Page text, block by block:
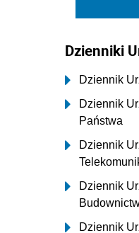
Dzienniki
Dziennik
Dziennik
Państwa
Dziennik
Dziennik
Dziennik